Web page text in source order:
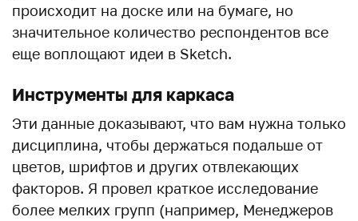
происходит на доске или на бумаге, но
значительное количество респондентов все
еще воплощают идеи в Sketch.
Инструменты для каркаса
Эти данные доказывают, что вам нужна только
дисциплина, чтобы держаться подальше от
цветов, шрифтов и других отвлекающих
факторов. Я провел краткое исследование
более мелких групп (например, Менеджеров